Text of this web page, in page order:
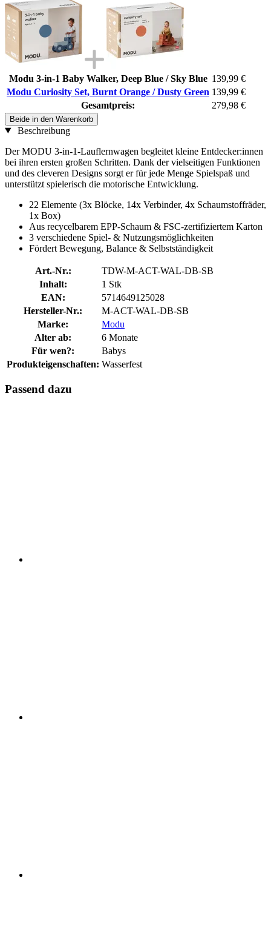
Modu 3-in-1 Baby Walker, Deep Blue / Sky Blue 139,99 €
Modu Curiosity Set, Burnt Orange / Dusty Green 139,99 €
Gesamtpreis:
279,98 €
Beide in den Warenkorb
Beschreibung
Der MODU 3-in-1-Lauflernwagen begleitet kleine Entdecker:innen
bei ihren ersten großen Schritten. Dank der vielseitigen Funktionen
und des cleveren Designs sorgt er für jede Menge Spielspaß und
unterstützt spielerisch die motorische Entwicklung.
22 Elemente (3x Blöcke, 14x Verbinder, 4x Schaumstoffräder,
1x Box)
Aus recycelbarem EPP-Schaum & FSC-zertifiziertem Karton
3 verschiedene Spiel- & Nutzungsmöglichkeiten
Fördert Bewegung, Balance & Selbstständigkeit
Art.-Nr.:
TDW-M-ACT-WAL-DB-SB
Inhalt:
1 Stk
EAN:
5714649125028
Hersteller-Nr.:
M-ACT-WAL-DB-SB
Marke:
Modu
Alter ab:
6 Monate
Für wen?:
Babys
Produkteigenschaften: Wasserfest
Passend dazu